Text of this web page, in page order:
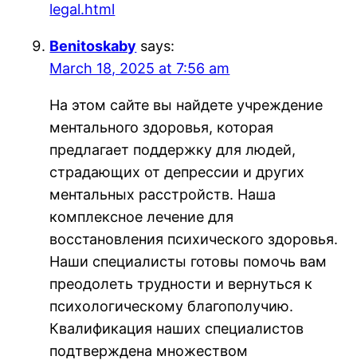
legal.html
Benitoskaby says:
March 18, 2025 at 7:56 am
На этом сайте вы найдете учреждение
ментального здоровья, которая
предлагает поддержку для людей,
страдающих от депрессии и других
ментальных расстройств. Наша
комплексное лечение для
восстановления психического здоровья.
Наши специалисты готовы помочь вам
преодолеть трудности и вернуться к
психологическому благополучию.
Квалификация наших специалистов
подтверждена множеством